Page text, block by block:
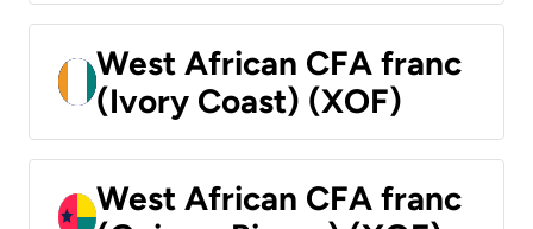
West African CFA franc
(Ivory Coast) (XOF)
West African CFA franc